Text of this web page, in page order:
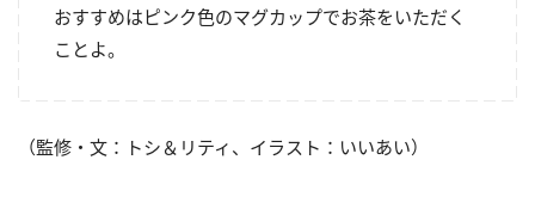
おすすめはピンク色のマグカップでお茶をいただく
ことよ。
（監修・文：トシ＆リティ、イラスト：いいあい）